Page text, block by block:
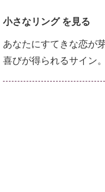
小さなリング を見る
あなたにすてきな恋が
喜びが得られるサイン。